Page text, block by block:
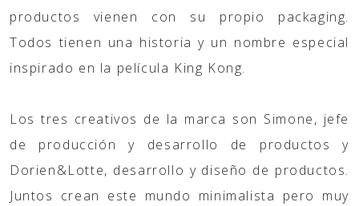
productos vienen con su propio packaging.
Todos tienen una historia y un nombre especial
inspirado en la película King Kong.
Los tres creativos de la marca son Simone, jefe
de producción y desarrollo de productos y
Dorien&Lotte, desarrollo y diseño de productos.
Juntos crean este mundo minimalista pero muy